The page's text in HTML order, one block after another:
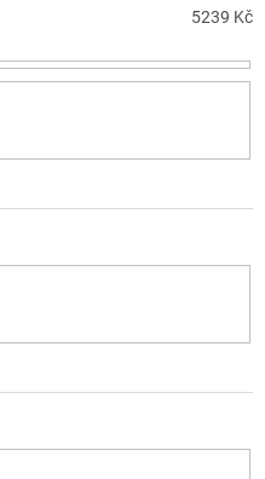
5239 Kč